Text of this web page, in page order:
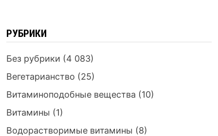
РУБРИКИ
Без рубрики (4 083)
Вегетарианство (25)
Витаминоподобные вещества (10)
Витамины (1)
Водорастворимые витамины (8)